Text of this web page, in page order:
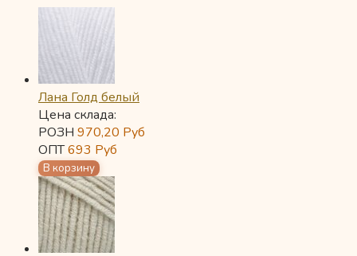
Лана Голд белый
Цена склада:
РОЗН 970,20 Руб
ОПТ693 Руб